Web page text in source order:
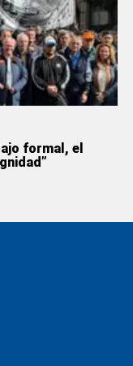
formal, el